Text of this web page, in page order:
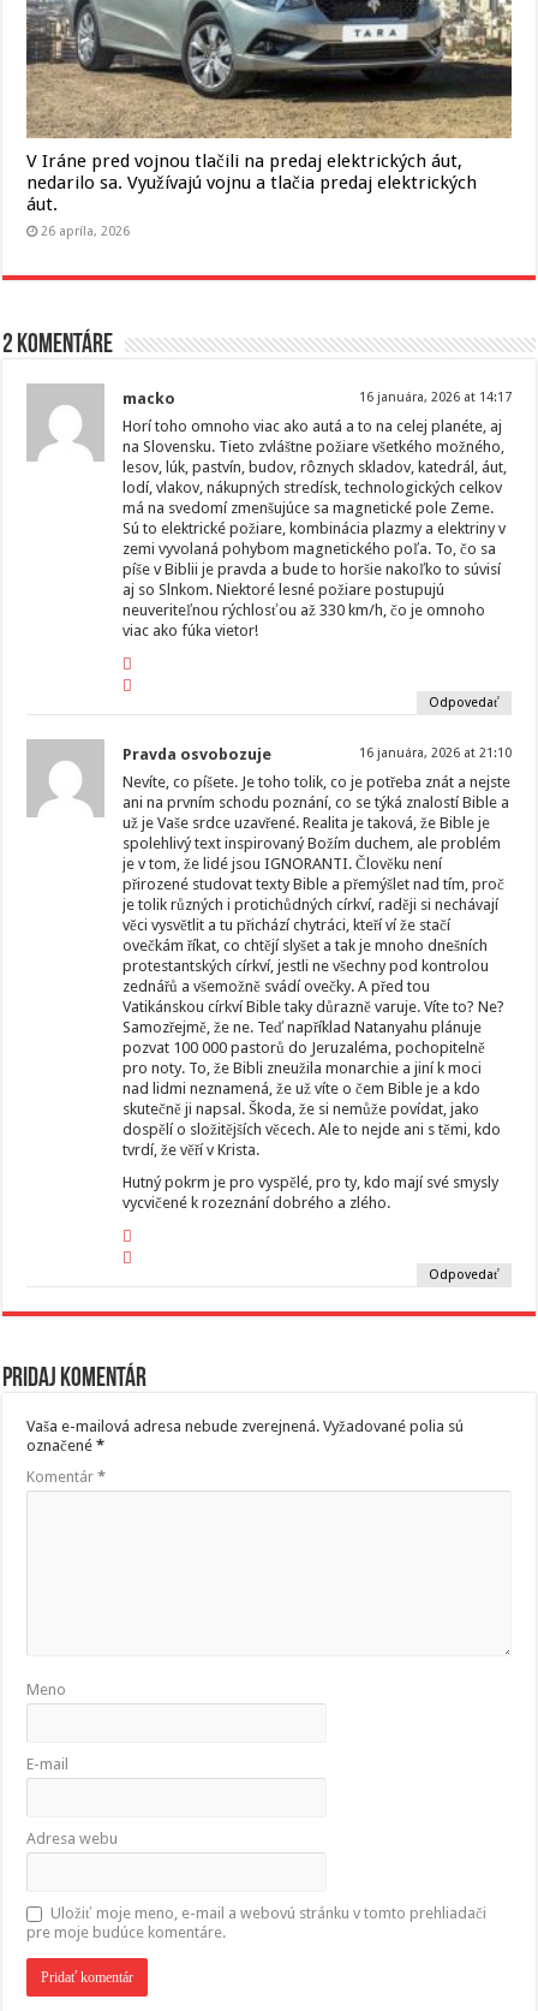
V Iráne pred vojnou tlačili na predaj elektrických áut,
nedarilo sa. Využívajú vojnu a tlačia predaj elektrických
áut.
26 apríla, 2026
2 komentáre
macko 16 januára, 2026 at 14:17
Horí toho omnoho viac ako autá a to na celej planéte, aj
na Slovensku. Tieto zvláštne požiare všetkého možného,
lesov, lúk, pastvín, budov, rôznych skladov, katedrál, áut,
lodí, vlakov, nákupných stredísk, technologických celkov
má na svedomí zmenšujúce sa magnetické pole Zeme.
Sú to elektrické požiare, kombinácia plazmy a elektriny v
zemi vyvolaná pohybom magnetického poľa. To, čo sa
píše v Biblii je pravda a bude to horšie nakoľko to súvisí
aj so Slnkom. Niektoré lesné požiare postupujú
neuveriteľnou rýchlosťou až 330 km/h, čo je omnoho
viac ako fúka vietor!
Odpovedať
Pravda osvobozuje 16 januára, 2026 at 21:10
Nevíte, co píšete. Je toho tolik, co je potřeba znát a nejste
ani na prvním schodu poznání, co se týká znalostí Bible a
už je Vaše srdce uzavřené. Realita je taková, že Bible je
spolehlivý text inspirovaný Božím duchem, ale problém
je v tom, že lidé jsou IGNORANTI. Člověku není
přirozené studovat texty Bible a přemýšlet nad tím, proč
je tolik různých i protichůdných církví, raději si nechávají
věci vysvětlit a tu přichází chytráci, kteří ví že stačí
ovečkám říkat, co chtějí slyšet a tak je mnoho dnešních
protestantských církví, jestli ne všechny pod kontrolou
zednářů a všemožně svádí ovečky. A před tou
Vatikánskou církví Bible taky důrazně varuje. Víte to? Ne?
Samozřejmě, že ne. Teď například Natanyahu plánuje
pozvat 100 000 pastorů do Jeruzaléma, pochopitelně
pro noty. To, že Bibli zneužila monarchie a jiní k moci
nad lidmi neznamená, že už víte o čem Bible je a kdo
skutečně ji napsal. Škoda, že si nemůže povídat, jako
dospělí o složitějších věcech. Ale to nejde ani s těmi, kdo
tvrdí, že věří v Krista.
Hutný pokrm je pro vyspělé, pro ty, kdo mají své smysly
vycvičené k rozeznání dobrého a zlého.
Odpovedať
Pridaj komentár
Vaša e-mailová adresa nebude zverejnená. Vyžadované polia sú
označené*
Komentár*
Meno
E-mail
Adresa webu
Uložiť moje meno, e-mail a webovú stránku v tomto prehliadači
pre moje budúce komentáre.